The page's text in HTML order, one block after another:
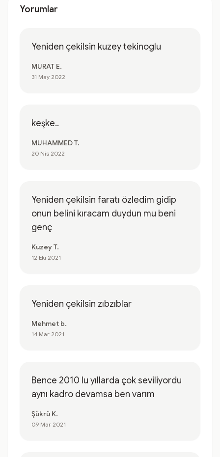
Yorumlar
Yeniden çekilsin kuzey tekinoglu
MURAT E.
31 May 2022
keşke..
MUHAMMED T.
20 Nis 2022
Yeniden çekilsin faratı özledim gidip
onun belini kıracam duydun mu beni
genç
Kuzey T.
12 Eki 2021
Yeniden çekilsin zıbzıblar
Mehmet b.
14 Mar 2021
Bence 2010 lu yıllarda çok seviliyordu
aynı kadro devamsa ben varım
Şükrü K.
09 Mar 2021